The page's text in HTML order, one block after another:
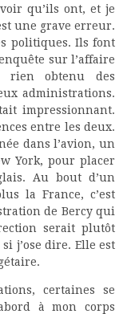
qu’ils ont, et je
une grave erreur.
politiques. Ils font
sur l’affaire
rien obtenu des
administrations.
impressionnant.
entre les deux.
dans l’avion, un
York, pour placer
Au bout d’un
la France, c’est
de Bercy qui
serait plutôt
j’ose dire. Elle est
certaines se
à mon corps